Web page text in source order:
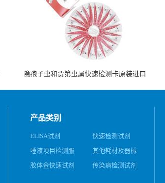
隐孢子虫和贾第虫属快速检测卡原装进口
产品类别
ELISA试剂
快速检测试剂
唾液项目检测服
务
其他耗材及器械
胶体金快速试剂
传染病检测试剂